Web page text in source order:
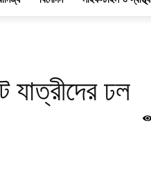
যাত্রীদের ঢল